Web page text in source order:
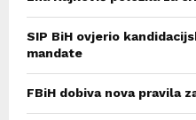
SIP BiH ovjerio
mandate
FBiH dobiva nova pravila